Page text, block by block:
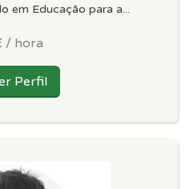
em Educação para a...
/ hora
Perfil